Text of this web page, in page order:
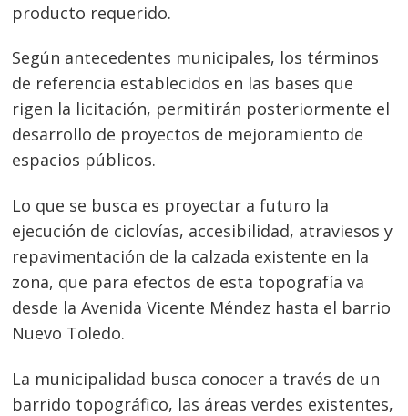
producto requerido.
Según antecedentes municipales, los términos
de referencia establecidos en las bases que
rigen la licitación, permitirán posteriormente el
desarrollo de proyectos de mejoramiento de
espacios públicos.
Lo que se busca es proyectar a futuro la
ejecución de ciclovías, accesibilidad, atraviesos y
repavimentación de la calzada existente en la
zona, que para efectos de esta topografía va
desde la Avenida Vicente Méndez hasta el barrio
Nuevo Toledo.
La municipalidad busca conocer a través de un
barrido topográfico, las áreas verdes existentes,
Navegación
de
entradas